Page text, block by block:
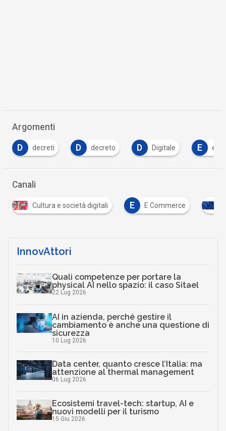
Argomenti
D decreto D Digitale E e-book E
Canali
E E Commerce Infrastrutture digitali
InnovAttori
Quali competenze per portare la
physical AI nello spazio: il caso Sitael
22 Lug 2026
AI in azienda, perché gestire il
cambiamento è anche una questione di
sicurezza
10 Lug 2026
Data center, quanto cresce l’Italia: ma
attenzione al thermal management
06 Lug 2026
Ecosistemi travel-tech: startup, AI e
nuovi modelli per il turismo
15 Giu 2026